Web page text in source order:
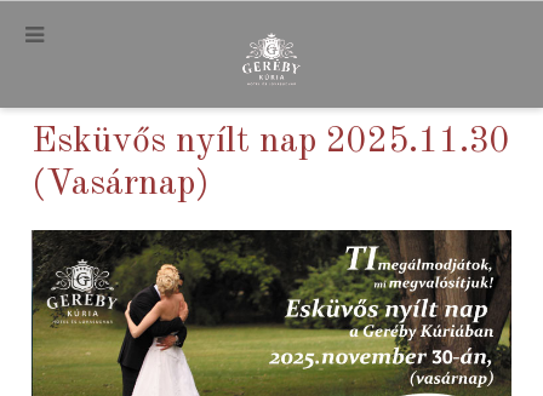
.
Esküvős nyílt nap 2025.11.30
(Vasárnap)